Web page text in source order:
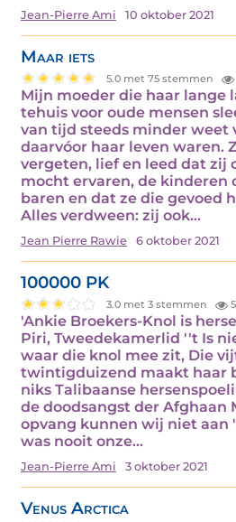
Jean-Pierre Ami 10 oktober 2021
Maar iets
5.0 met 75 stemmen
Mijn moeder die haar lange
tehuis voor oude mensen
van tijd steeds minder weet
daarvóor haar leven waren.
vergeten, lief en leed dat zij
mocht ervaren, de kinderen
baren en dat ze die gevoed
Alles verdween: zij ook…
Jean Pierre Rawie 6 oktober 2021
100000 PK
3.0 met 3 stemmen
'Ankie Broekers-Knol is
Piri, Tweedekamerlid ''t Is
waar die knol mee zit, Die
twintigduizend maakt haar
niks Talibaanse
de doodsangst der Afghaan
opvang kunnen wij niet aan
was nooit onze…
Jean-Pierre Ami 3 oktober 2021
Venus Arctica